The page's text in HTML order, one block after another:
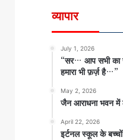
व्यापार
July 1, 2026
“सर… आप सभी का
हमारा भी फ़र्ज़ है…”
May 2, 2026
जैन आराधना भवन में
April 22, 2026
इर्टनल स्कूल के